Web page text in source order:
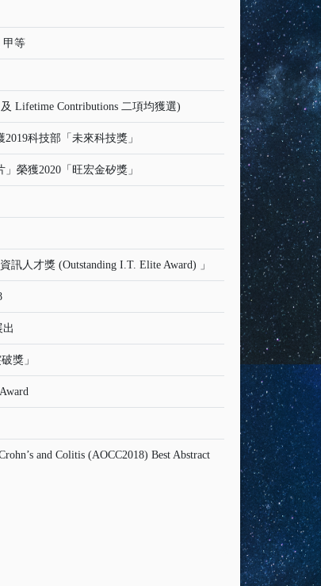
甲等
Lifetime Contributions 二項均獲選)
科技部「未來科技獎」
榮獲2020「旺宏金矽獎」
人才獎 (Outstanding I.T. Elite Award) 」
出
獎」
and Colitis (AOCC2018) Best Abstract